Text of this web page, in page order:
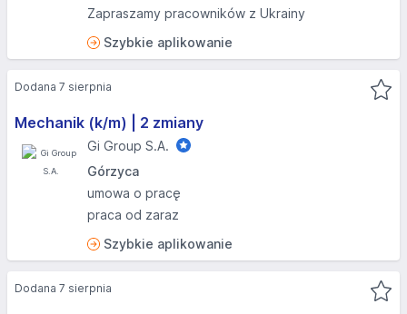
Zapraszamy pracowników z Ukrainy
Szybkie aplikowanie
Mechanik (k/m) | 2 zmiany
Gi Group S.A.
Górzyca
umowa o pracę
praca od zaraz
Szybkie aplikowanie
Dodana 7 sierpnia
Dodana 7 sierpnia